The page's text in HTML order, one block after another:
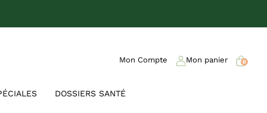
DOSSIERS SANTÉ
Mon Compte Mon panier 0